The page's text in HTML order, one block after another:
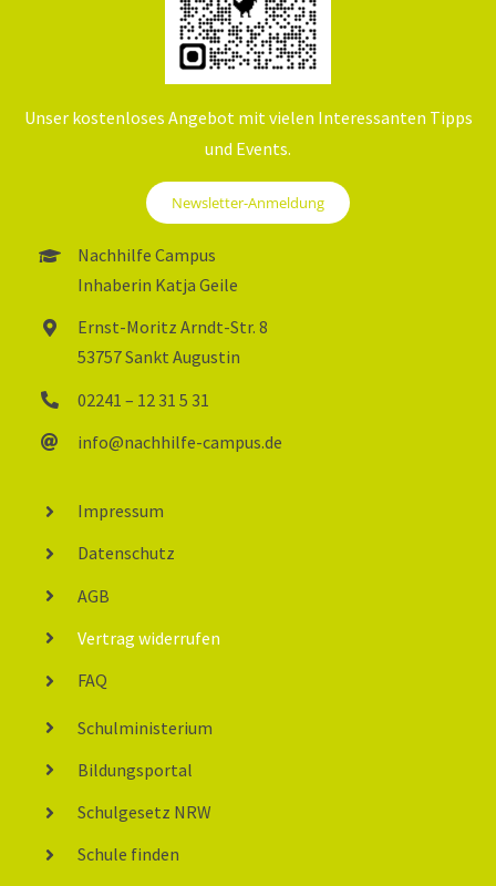
Unser kostenloses Angebot mit vielen Interessanten Tipps
und Events.
Newsletter-Anmeldung
Nachhilfe Campus
Inhaberin Katja Geile
Ernst-Moritz Arndt-Str. 8
53757 Sankt Augustin
02241 – 12 31 5 31
info@nachhilfe-campus.de
Impressum
Datenschutz
AGB
Vertrag widerrufen
FAQ
Schulministerium
Bildungsportal
Schulgesetz NRW
Schule finden